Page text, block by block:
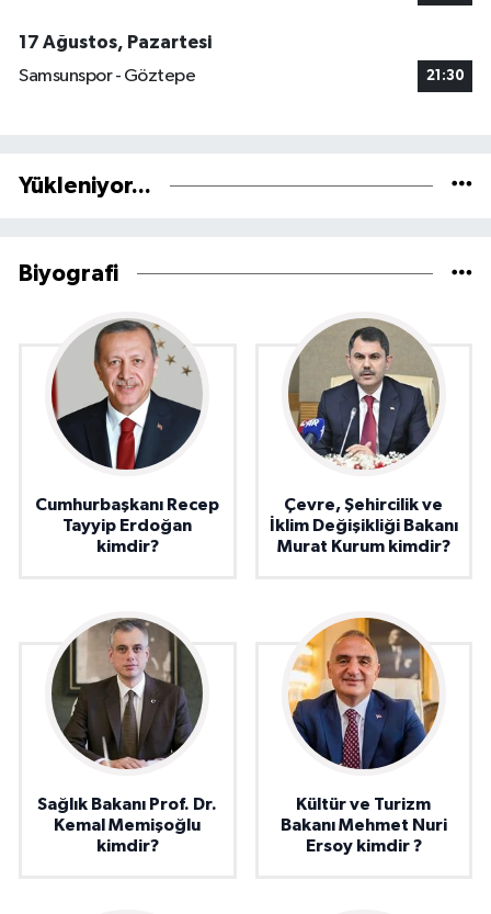
17 Ağustos, Pazartesi
Samsunspor - Göztepe
21:30
Yükleniyor...
Biyografi
Cumhurbaşkanı Recep
Tayyip Erdoğan
kimdir?
Çevre, Şehircilik ve
İklim Değişikliği Bakanı
Murat Kurum kimdir?
Sağlık Bakanı Prof. Dr.
Kemal Memişoğlu
kimdir?
Kültür ve Turizm
Bakanı Mehmet Nuri
Ersoy kimdir ?